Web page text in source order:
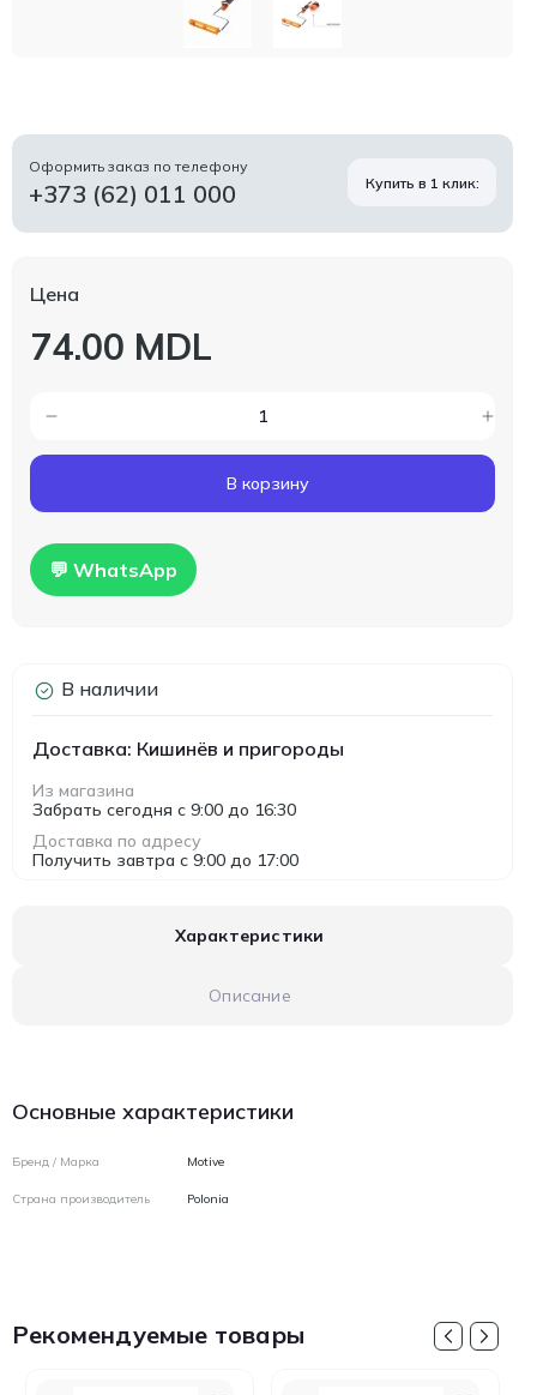
Оформить заказ по телефону
+373 (62) 011 000 Купить в 1 клик:
Цена
74.00 MDL
В корзину
💬 WhatsApp
В наличии
Доставка: Кишинёв и пригороды
Из магазина
Забрать сегодня с 9:00 до 16:30
Доставка по адресу
Получить завтра с 9:00 до 17:00
Характеристики
Описание
Основные характеристики
Бренд / Марка Motive
Страна производитель Polonia
Рекомендуемые товары